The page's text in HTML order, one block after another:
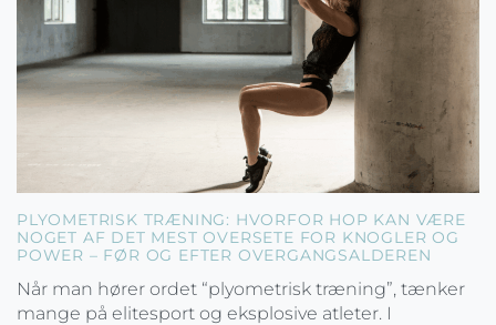
PLYOMETRISK TRÆNING: HVORFOR HOP KAN VÆRE
NOGET AF DET MEST OVERSETE FOR KNOGLER OG
POWER – FØR OG EFTER OVERGANGSALDEREN
Når man hører ordet “plyometrisk træning”, tænker
mange på elitesport og eksplosive atleter. I